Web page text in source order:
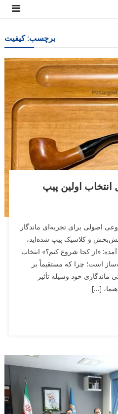
برچسب:كیفیت
انتخاب اولین پیپ
اصولی برای تجربه‌ای ماندگار
و کلاسیک پیپ شده‌اید،
آمده: «از کجا شروع کنم؟» انتخاب
است؛ چرا که مستقیماً بر
خود وسیله تأثیر
[…]